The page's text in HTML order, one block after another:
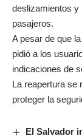
deslizamientos y
pasajeros.
A pesar de que
pidió a los
indicaciones de
La reapertura se
proteger la
El Salvador